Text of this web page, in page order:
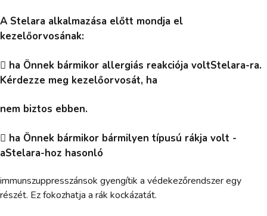
A Stelara alkalmazása előtt mondja el
kezelőorvosának:
 ha Önnek bármikor allergiás reakciója voltStelara-ra.
Kérdezze meg kezelőorvosát, ha
nem biztos ebben.
 ha Önnek bármikor bármilyen típusú rákja volt -
aStelara-hoz hasonló
immunszuppresszánsok gyengítik a védekezőrendszer egy
részét. Ez fokozhatja a rák kockázatát.